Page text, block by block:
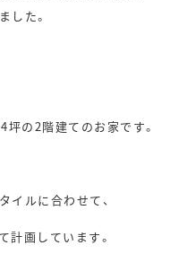
した。
坪の2階建てのお家です。
イルに合わせて、
計画しています。